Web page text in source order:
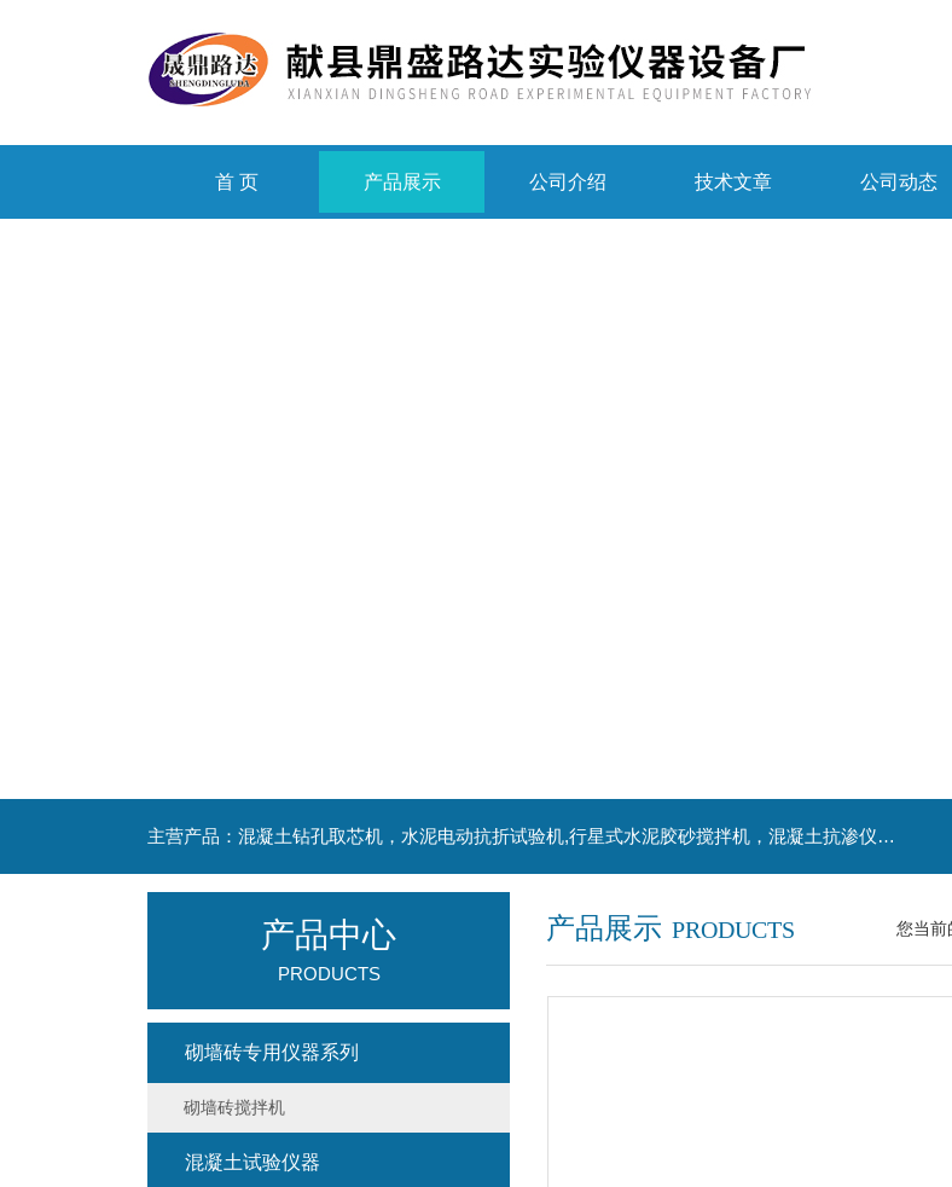
首 页 产品展示 公司介绍 技术文章 公司动态
主营产品：混凝土钻孔取芯机，水泥电动抗折试验机,行星式水泥胶砂搅拌机，混凝土抗渗仪，水泥胶砂振实台，水泥净浆搅拌机，水泥细度负压筛析仪,混凝土含气量测定仪,混凝土振动台
产品展示 PRODUCTS 您当前
产品中心
PRODUCTS
砌墙砖专用仪器系列
砌墙砖搅拌机
混凝土试验仪器